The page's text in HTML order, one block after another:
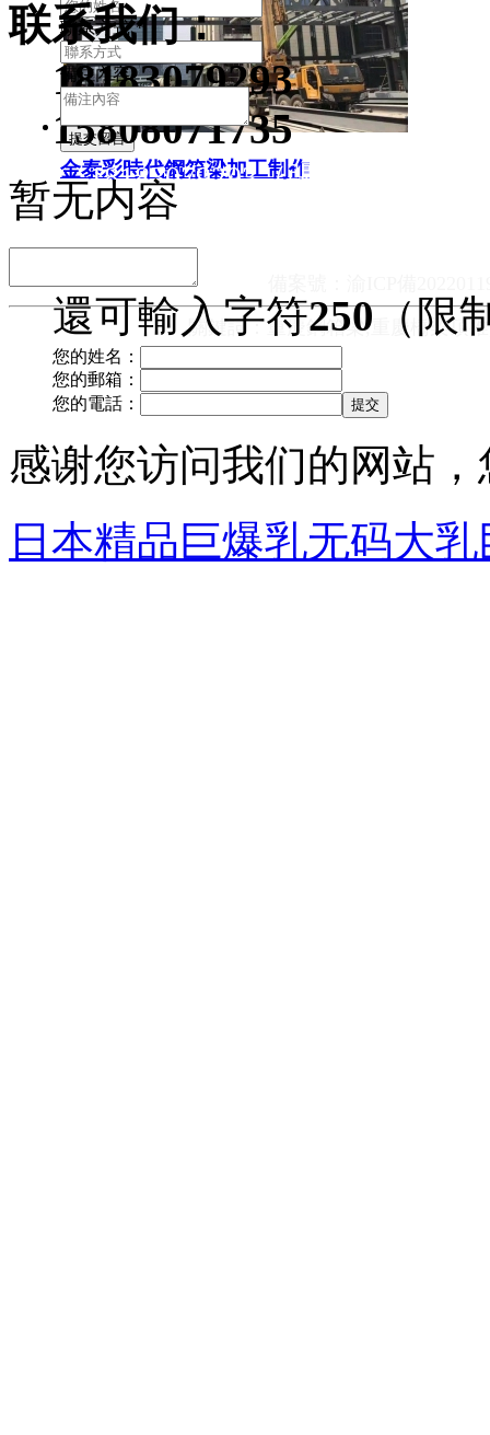
金泰彩時代鋼箱梁加工制作
聯系方式*
備注內容
18183079293（張經理）
關鍵詞：重慶鋼箱梁,重慶橋梁頂
联系我们：
18183079293
15808071735
暂无内容
還可輸入字符250（限
您的姓名：
您的郵箱：
您的電話：
感谢您访问我们的网站
日本精品巨爆乳无码大乳